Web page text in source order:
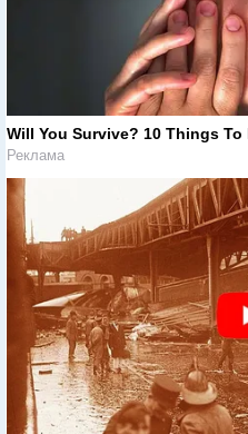
Will You Survive? 10 Things
Реклама